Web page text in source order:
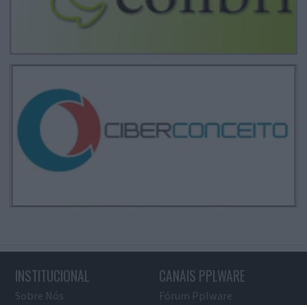
INSTITUCIONAL
Sobre Nós
CANAIS PPLWARE
Fórum Pplware